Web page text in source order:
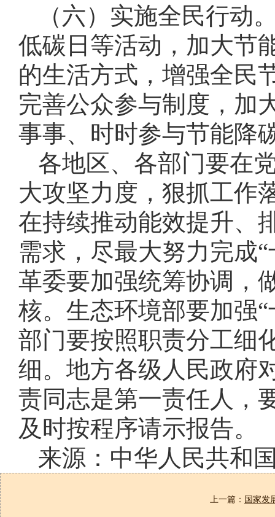
（六）实施全民行动
低碳日等活动，加大节
的生活方式，增强全民
完善公众参与制度，加
事事、时时参与节能降
各地区、各部门要在
大攻坚力度，狠抓工作
在持续推动能效提升、
需求，尽最大努力完成
革委要加强统筹协调，
核。生态环境部要加强
部门要按照职责分工细
细。地方各级人民政府
责同志是第一责任人，
及时按程序请示报告。
来源：中华人民共和
上一篇： 国家发